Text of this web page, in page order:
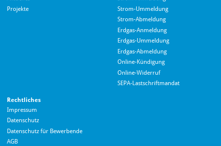
Projekte
Strom-Ummeldung
Strom-Abmeldung
Erdgas-Anmeldung
Erdgas-Ummeldung
Erdgas-Abmeldung
Online-Kündigung
Online-Widerruf
SEPA-Lastschriftmandat
Rechtliches
Impressum
Datenschutz
Datenschutz für Bewerbende
AGB